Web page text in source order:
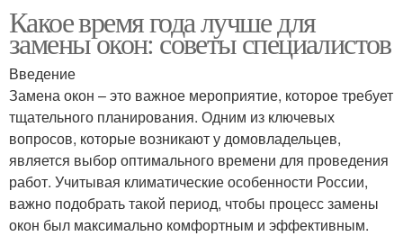
Какое время года лучше для
замены окон: советы специалистов
Введение
Замена окон – это важное мероприятие, которое требует
тщательного планирования. Одним из ключевых
вопросов, которые возникают у домовладельцев,
является выбор оптимального времени для проведения
работ. Учитывая климатические особенности России,
важно подобрать такой период, чтобы процесс замены
окон был максимально комфортным и эффективным.